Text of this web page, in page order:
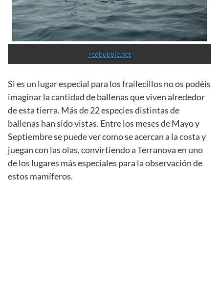
redbubble.net
Si es un lugar especial para los frailecillos no os podéis
imaginar la cantidad de ballenas que viven alrededor
de esta tierra. Más de 22 especies distintas de
ballenas han sido vistas. Entre los meses de Mayo y
Septiembre se puede ver como se acercan a la costa y
juegan con las olas, convirtiendo a Terranova en uno
de los lugares más especiales para la observación de
estos mamíferos.